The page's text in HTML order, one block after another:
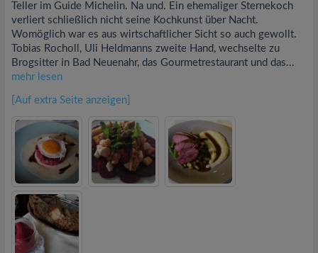
Teller im Guide Michelin. Na und. Ein ehemaliger Sternekoch
verliert schließlich nicht seine Kochkunst über Nacht.
Womöglich war es aus wirtschaftlicher Sicht so auch gewollt.
Tobias Rocholl, Uli Heldmanns zweite Hand, wechselte zu
Brogsitter in Bad Neuenahr, das Gourmetrestaurant und das...
mehr lesen
[Auf extra Seite anzeigen]